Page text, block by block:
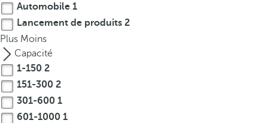
r
o
w
k
y
t
o
Automobile 1
Lancement de produits 2
Plus Moins
Capacité
1-150 2
151-300 2
301-600 1
601-1000 1